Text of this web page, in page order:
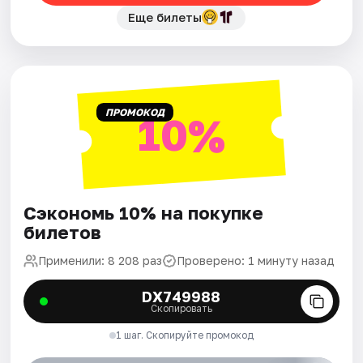
Еще билеты
ПРОМОКОД10%
Сэкономь 10% на покупке
билетов
Применили: 8 208 раз Проверено: 1 минуту назад
DX749988
Скопировать
1 шаг. Скопируйте промокод